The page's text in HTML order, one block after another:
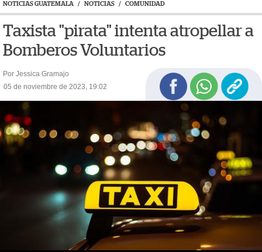
NOTICIAS GUATEMALA / NOTICIAS / COMUNIDAD
Taxista "pirata" intenta atropellar a
Bomberos Voluntarios
Por Jessica Gramajo
05 de noviembre de 2023, 19:02